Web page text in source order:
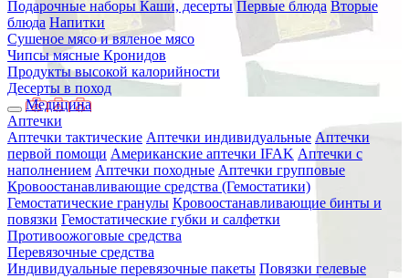
Подарочные наборы Каши, десерты Первые блюда Вторые
блюда Напитки
Сушеное мясо и вяленое мясо
Чипсы мясные Кронидов
Продукты высокой калорийности
Десерты в поход
Медицина
Аптечки
Аптечки тактические Аптечки индивидуальные Аптечки
первой помощи Американские аптечки IFAK Аптечки с
наполнением Аптечки походные Аптечки групповые
Кровоостанавливающие средства (Гемостатики)
Гемостатические гранулы Кровоостанавливающие бинты и
повязки Гемостатические губки и салфетки
Противоожоговые средства
Перевязочные средства
Индивидуальные перевязочные пакеты Повязки гелевые